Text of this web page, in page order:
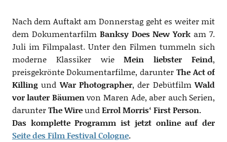
Nach dem Auftakt am Donnerstag geht es weiter mit
dem Dokumentarfilm Banksy Does New York am 7.
Juli im Filmpalast. Unter den Filmen tummeln sich
moderne Klassiker wieMein liebster Feind,
preisgekrönte Dokumentarfilme, darunter The Act of
KillingundWar Photographer, der DebütfilmWald
vor lauter Bäumenvon Maren Ade, aber auch Serien,
darunterThe WireundErrol Morris‘ First Person.
Das komplette Programm ist jetzt online auf der
Seite des Film Festival Cologne.